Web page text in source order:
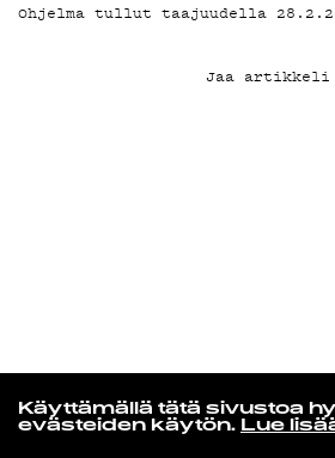
Käyttämällä tätä sivustoa
evästeiden käytön. Lue
Uncle Acid & The Deadbeats
Shapes Of Midnight
Ohjelma tullut taajuudella
Jaa artikkeli